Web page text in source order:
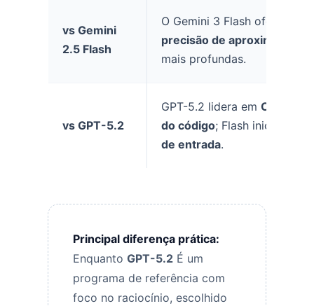
vs Gemini
2.5 Flash
O Gemini 3 Flash oferece
precisão de
mais profundas.
vs GPT-5.2
GPT-5.2 lidera em
do código; Flash inicia em
de entrada.
Principal diferença prática:
EnquantoGPT-5.2 É um
programa de referência com
foco no raciocínio, escolhido